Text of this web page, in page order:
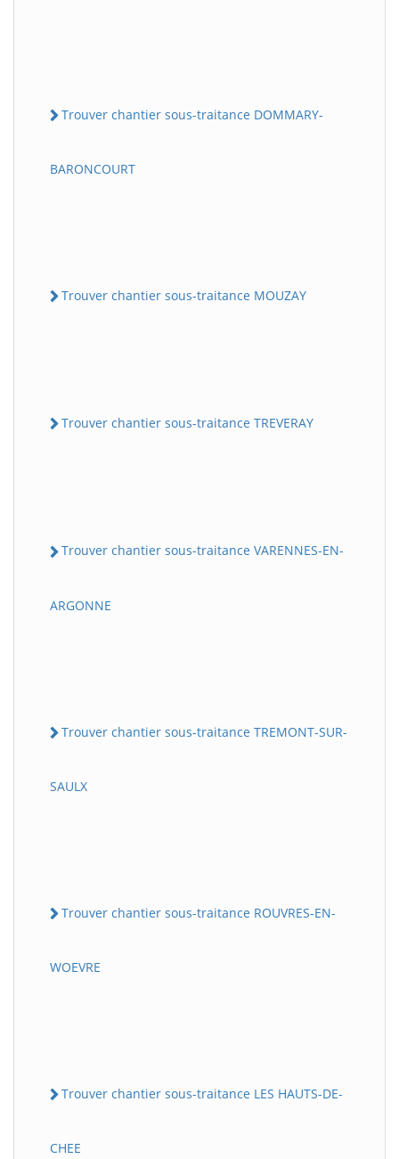
Trouver chantier sous-traitance DOMMARY-
BARONCOURT
Trouver chantier sous-traitance MOUZAY
Trouver chantier sous-traitance TREVERAY
Trouver chantier sous-traitance VARENNES-EN-
ARGONNE
Trouver chantier sous-traitance TREMONT-SUR-
SAULX
Trouver chantier sous-traitance ROUVRES-EN-
WOEVRE
Trouver chantier sous-traitance LES HAUTS-DE-
CHEE